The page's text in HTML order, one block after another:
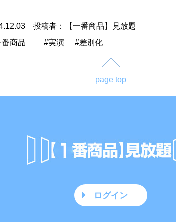
投稿者：【一番商品】見放題
番商品
実演 差別化
page top
ログイン